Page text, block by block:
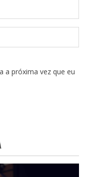
a próxima vez que eu